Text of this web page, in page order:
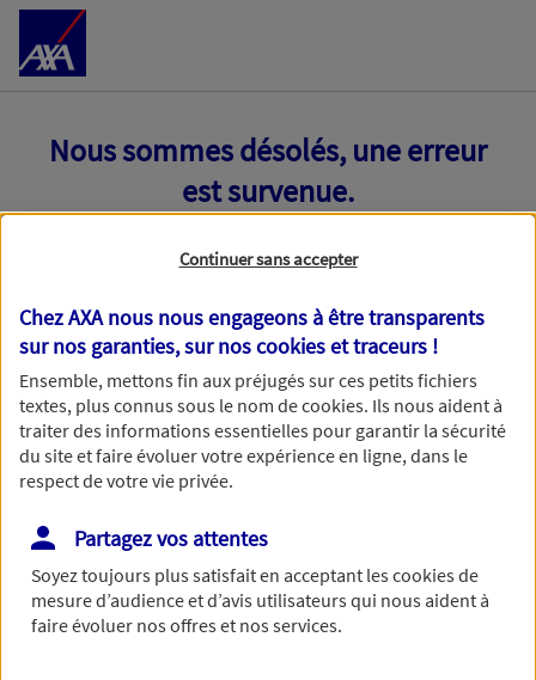
Accéder au Contenu
Nous sommes désolés, une erreur
est survenue.
Toutes nos excuses, une erreur technique nous empêche
de traiter votre demande. N'hésitez pas à rafraichir ce
formulaire dans quelques minutes.
Continuer sans accepter
Chez AXA nous nous engageons à être transparents
sur nos garanties, sur noscookies et traceurs !
Ensemble, mettons fin aux préjugés sur ces petits fichiers
textes, plus connus sous le nom decookies. Ils nous aident à
traiter des informations essentielles pour garantir la sécurité
du site et faire évoluer votre expérience en ligne, dans le
respect de votre vie privée.
Partagez vos attentes
Soyez toujours plus satisfait en acceptant lescookiesde
mesure d’audience et d’avis utilisateurs qui nous aident à
faire évoluer nos offres et nos services.